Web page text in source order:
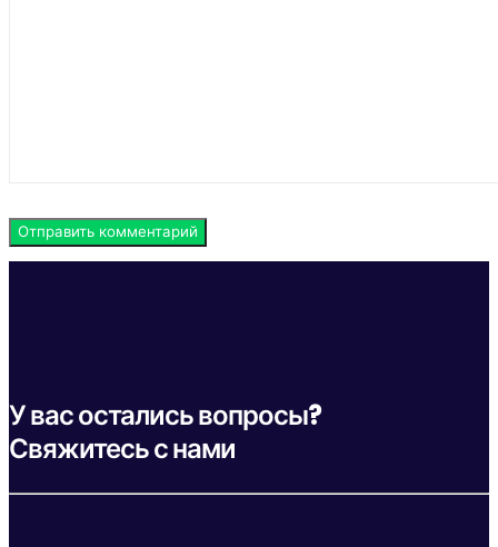
У вас остались вопросы?
Свяжитесь с нами